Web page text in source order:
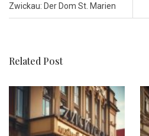
Zwickau: Der Dom St. Marien
Related Post